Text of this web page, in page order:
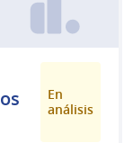
En
análisis